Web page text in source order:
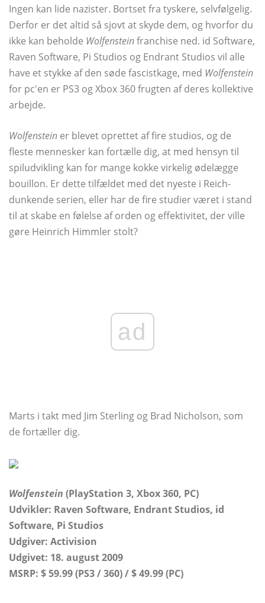
Ingen kan lide nazister. Bortset fra tyskere, selvfølgelig.
Derfor er det altid så sjovt at skyde dem, og hvorfor du
ikke kan beholde Wolfensteinfranchise ned. id Software,
Raven Software, Pi Studios og Endrant Studios vil alle
have et stykke af den søde fascistkage, med Wolfenstein
for pc'en er PS3 og Xbox 360 frugten af ​​deres kollektive
arbejde.
Wolfenstein er blevet oprettet af fire studios, og de
fleste mennesker kan fortælle dig, at med hensyn til
spiludvikling kan for mange kokke virkelig ødelægge
bouillon. Er dette tilfældet med det nyeste i Reich-
dunkende serien, eller har de fire studier været i stand
til at skabe en følelse af orden og effektivitet, der ville
gøre Heinrich Himmler stolt?
ad
Marts i takt med Jim Sterling og Brad Nicholson, som
de fortæller dig.
Wolfenstein (PlayStation 3, Xbox 360, PC)
Udvikler: Raven Software, Endrant Studios, id
Software, Pi Studios
Udgiver: Activision
Udgivet: 18. august 2009
MSRP: $ 59.99 (PS3 / 360) / $ 49.99 (PC)